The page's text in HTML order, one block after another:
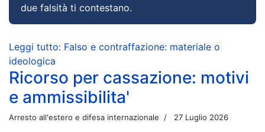
due falsità ti contestano.
Leggi tutto: Falso e contraffazione: materiale o
ideologica
Ricorso per cassazione: motivi
e ammissibilita'
Arresto all'estero e difesa internazionale 27 Luglio 2026